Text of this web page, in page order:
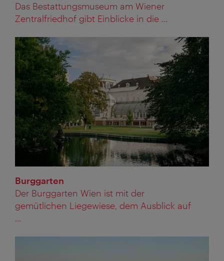
Das Bestattungsmuseum am Wiener
Zentralfriedhof gibt Einblicke in die ...
Burggarten
Der Burggarten Wien ist mit der
gemütlichen Liegewiese, dem Ausblick auf
...